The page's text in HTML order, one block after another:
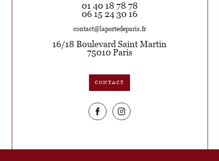
01 40 18 78 78
06 15 24 30 16
contact@laportedeparis.fr
16/18 Boulevard Saint Martin
75010
Paris
CONTACT